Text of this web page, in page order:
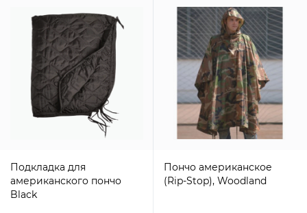
Подкладка для
американского пончо
Black
Пончо американское
(Rip-Stop), Woodland